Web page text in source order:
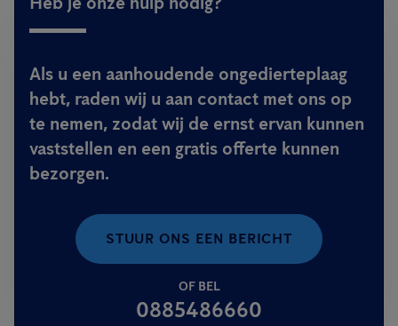
Als u een aanhoudende ongedierteplaag
hebt, raden wij u aan contact met ons op
te nemen, zodat wij de ernst ervan kunnen
vaststellen en een gratis offerte kunnen
bezorgen.
STUUR ONS EEN BERICHT
OF BEL
0885486660